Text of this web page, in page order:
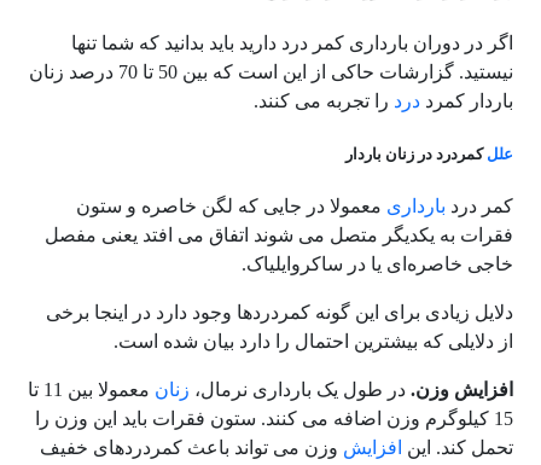
اگر در دوران بارداری کمر درد دارید باید بدانید که شما تنها
نیستید. گزارشات حاکی از این است که بین 50 تا 70 درصد زنان
باردار کمرد درد را تجربه می کنند.
علل کمردرد در زنان باردار
کمر درد بارداری معمولا در جایی که لگن‌ خاصره‌ و ستون
فقرات به یکدیگر متصل می شوند اتفاق می افتد یعنی مفصل
خاجی خاصره‌ای یا در ساکروایلیاک.
دلایل زیادی برای این گونه کمردردها وجود دارد در اینجا برخی
از دلایلی که بیشترین احتمال را دارد بیان شده است.
افزایش وزن. در طول یک بارداری نرمال، زنان
معمولا بین 11 تا
15 کیلوگرم وزن اضافه می کنند. ستون فقرات باید این وزن را
تحمل کند. این افزایش وزن می تواند باعث کمردردهای خفیف